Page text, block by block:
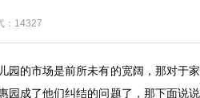
：14327
园的市场是前所未有的宽阔，那对于
园成了他们纠结的问题了，那下面说